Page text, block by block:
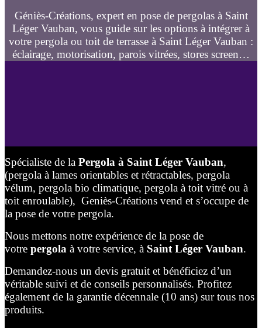
Géniès-Créations, expert en pose de pergolas à Saint
Léger Vauban, vous guide sur les options à intégrer à
votre pergola ou toit de terrasse à Saint Léger Vauban :
éclairage, motorisation, parois vitrées, stores screen…
Spécialiste de la Pergola à Saint Léger Vauban,
(pergola à lames orientables et rétractables, pergola
vélum, pergola bio climatique, pergola à toit vitré ou à
toit enroulable), Geniès-Créations vend et s’occupe de
la pose de votre pergola.
Nous mettons notre expérience de la pose de
votre pergola à votre service, à Saint Léger Vauban.
Demandez-nous un devis gratuit et bénéficiez d’un
véritable suivi et de conseils personnalisés. Profitez
également de la garantie décennale (10 ans) sur tous nos
produits.